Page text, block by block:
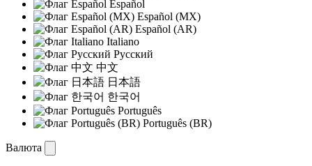
Español
Español (MX)
Español (AR)
Italiano
Русский
中文
日本語
한국어
Português
Português (BR)
Валюта